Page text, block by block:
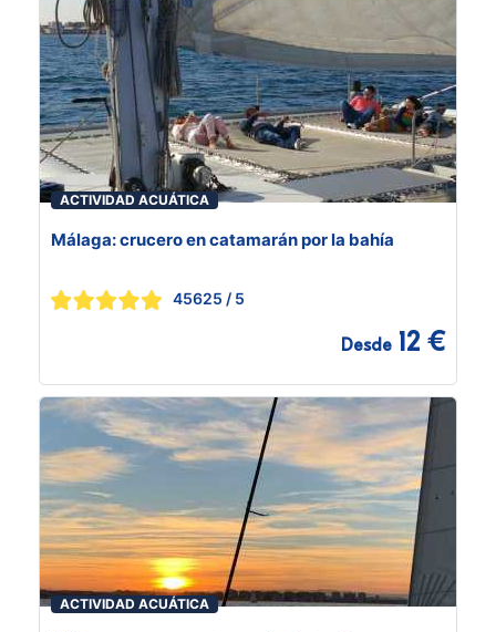
ACTIVIDAD ACUÁTICA
Málaga: crucero en catamarán por la bahía
45625 / 5
Desde 12 €
ACTIVIDAD ACUÁTICA